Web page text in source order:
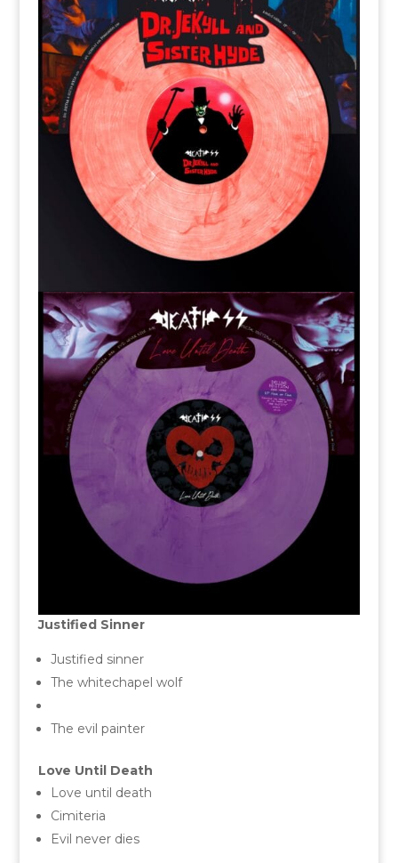
Justified Sinner
Justified sinner
The whitechapel wolf
The evil painter
Love Until Death
Love until death
Cimiteria
Evil never dies